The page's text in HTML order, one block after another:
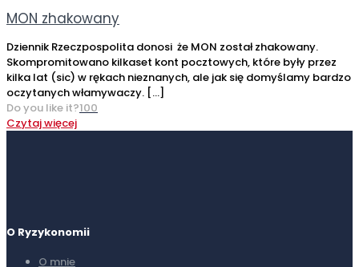
MON zhakowany
Dziennik Rzeczpospolita donosi że MON został zhakowany.
Skompromitowano kilkaset kont pocztowych, które były przez
kilka lat (sic) w rękach nieznanych, ale jak się domyślamy bardzo
oczytanych włamywaczy. […]
Do you like it?100
Czytaj więcej
O Ryzykonomii
O mnie